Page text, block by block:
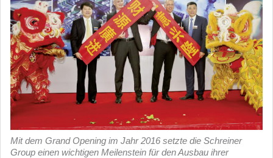
Mit dem Grand Opening im Jahr 2016 setzte die Schreiner
Group einen wichtigen Meilenstein für den Ausbau ihrer